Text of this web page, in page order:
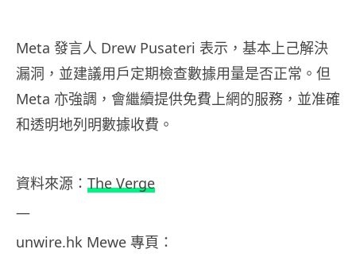
Meta 發言人 Drew Pusateri 表示，基本上己解決
漏洞，並建議用戶定期檢查數據用量是否正常。但
Meta 亦強調，會繼續提供免費上網的服務，並准確
和透明地列明數據收費。
資料來源： The Verge
—
unwire.hk Mewe 專頁：